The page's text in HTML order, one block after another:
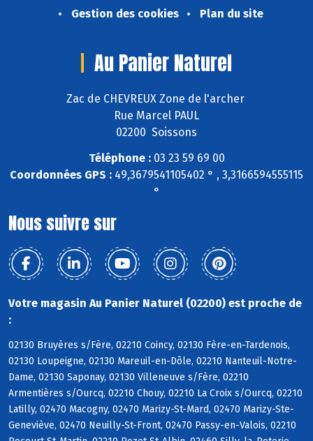
Gestion des cookies
Plan du site
Au Panier Naturel
Zac de CHEVREUX Zone de l'archer
Rue Marcel PAUL
02200 Soissons
Téléphone :03 23 59 69 00
Coordonnées GPS : 49,3679541105402 ° , 3,3166594555115
°
Nous suivre sur
Votre magasin Au Panier Naturel (02200) est proche de
:
02130 Bruyères s/Fère, 02210 Coincy, 02130 Fère-en-Tardenois,
02130 Loupeigne, 02130 Mareuil-en-Dôle, 02210 Nanteuil-Notre-
Dame, 02130 Saponay, 02130 Villeneuve s/Fère, 02210
Armentières s/Ourcq, 02210 Chouy, 02210 La Croix s/Ourcq, 02210
Latilly, 02470 Macogny, 02470 Marizy-St-Mard, 02470 Marizy-Ste-
Geneviève, 02470 Neuilly-St-Front, 02470 Passy-en-Valois, 02210